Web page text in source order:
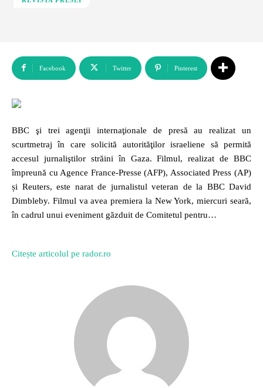
Facebook Twitter Pinterest
BBC şi trei agenţii internaţionale de presă au realizat un
scurtmetraj în care solicită autorităţilor israeliene să permită
accesul jurnaliştilor străini în Gaza. Filmul, realizat de BBC
împreună cu Agence France-Presse (AFP), Associated Press (AP)
și Reuters, este narat de jurnalistul veteran de la BBC David
Dimbleby. Filmul va avea premiera la New York, miercuri seară,
în cadrul unui eveniment găzduit de Comitetul pentru…
Citește articolul pe rador.ro